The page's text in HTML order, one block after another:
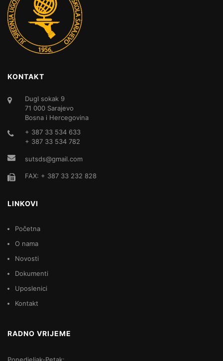
KONTAKT
DugI sokak 9
71 000 Sarajevo
Bosna i Hercegovina
+ 387 33 534 633
+ 387 33 534 782
sutsds@gmail.com
FAX: + 387 33 232 828
LINKOVI
Početna
O nama
Novosti
Dokumenti
Uposlenici
Kontakt
RADNO VRIJEME